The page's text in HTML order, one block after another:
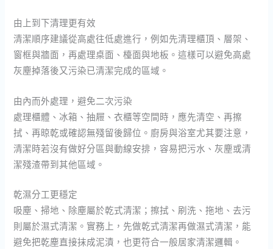
由上到下清理更有效
清潔順序建議從高處往低處進行，例如先清理櫃頂、層架、
窗框與牆面，再處理桌面、檯面與地板。這樣可以避免高處
灰塵掉落後又污染已清潔完成的區域。
由內而外處理，避免二次污染
處理櫃體、冰箱、抽屜、衣櫃等空間時，應先清空、再擦
拭、再晾乾或確認無殘留後歸位。廚房與浴室尤其要注意，
清潔時若沒有做好分區與動線安排，容易把污水、灰塵或清
潔殘渣帶到其他區域。
乾濕分工更穩定
吸塵、掃地、除塵屬於乾式清潔；擦拭、刷洗、拖地、去污
則屬於濕式清潔。實務上，先做乾式清潔再做濕式清潔，能
避免把乾塵直接抹成泥漬，也更符合一般居家清潔邏輯。